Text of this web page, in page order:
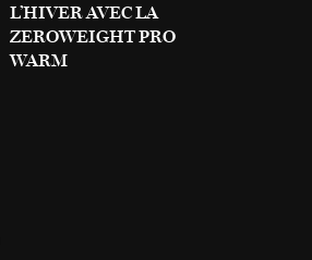
L’HIVER AVEC LA
ZEROWEIGHT PRO
WARM